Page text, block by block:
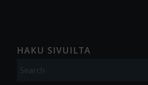
HAKU SIVUILTA